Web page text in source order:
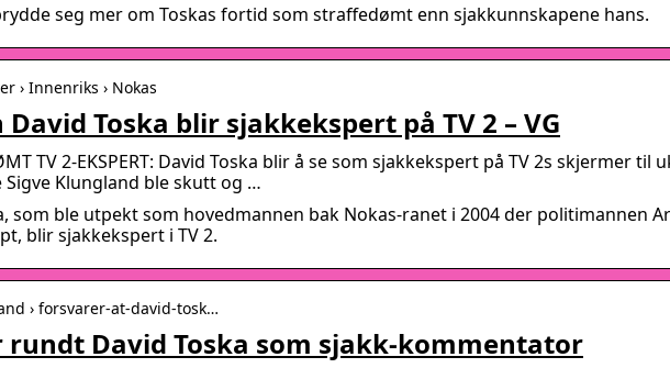
seg mer om Toskas fortid som straffedømt enn sjakkunnskapene hans.
› Innenriks › Nokas
Toska blir sjakkekspert på TV 2 – VG
TV 2-EKSPERT: David Toska blir å se som sjakkekspert på TV 2s skjermer til
Sigve Klungland ble skutt og …
som ble utpekt som hovedmannen bak Nokas-ranet i 2004 der politimannen
blir sjakkekspert i TV 2.
› forsvarer-at-david-tosk…
rundt David Toska som sjakk-kommentator